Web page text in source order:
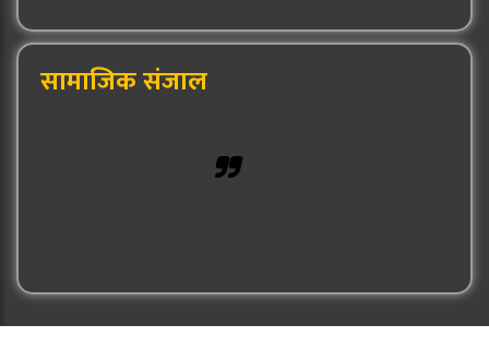
सामाजिक संजाल